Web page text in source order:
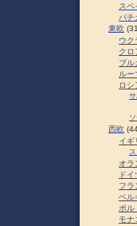
スペ
バチ
東欧
ウク
クロ
ブル
ルー
ロシ
サ
西欧
イギ
オラ
ドイ
フラ
ベル
ポル
モナ